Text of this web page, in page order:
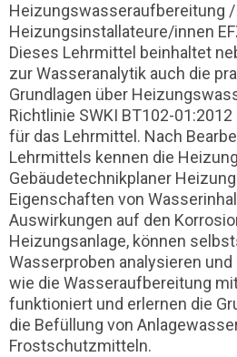
Heizungswasseraufbereitung
Heizungsinstallateure/innen
Dieses Lehrmittel beinhaltet
zur Wasseranalytik auch die
Grundlagen über
Richtlinie SWKI BT102-
für das Lehrmittel. Nach
Lehrmittels kennen die
Gebäudetechnikplaner
Eigenschaften von
Auswirkungen auf den
Heizungsanlage, können
Wasserproben analysieren
wie die Wasseraufbereitung
funktioniert und erlernen die
die Befüllung von
Frostschutzmitteln.